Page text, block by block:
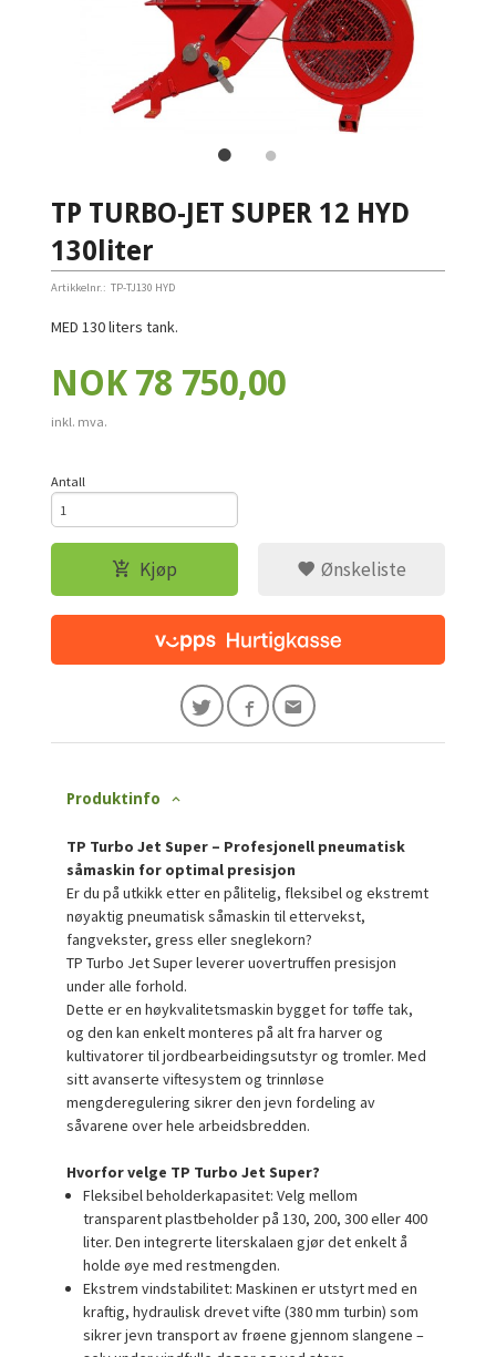
TP TURBO-JET SUPER 12 HYD
130liter
Artikkelnr.: TP-TJ130 HYD
MED 130 liters tank.
Pris
NOK 78 750,00
inkl. mva.
Antall
Kjøp Ønskeliste
Produktinfo
TP Turbo Jet Super – Profesjonell pneumatisk
såmaskin for optimal presisjon
Er du på utkikk etter en pålitelig, fleksibel og ekstremt
nøyaktig pneumatisk såmaskin til ettervekst,
fangvekster, gress eller sneglekorn?
TP Turbo Jet Super leverer uovertruffen presisjon
under alle forhold.
Dette er en høykvalitetsmaskin bygget for tøffe tak,
og den kan enkelt monteres på alt fra harver og
kultivatorer til jordbearbeidingsutstyr og tromler. Med
sitt avanserte viftesystem og trinnløse
mengderegulering sikrer den jevn fordeling av
såvarene over hele arbeidsbredden.
Hvorfor velge TP Turbo Jet Super?
Fleksibel beholderkapasitet: Velg mellom
transparent plastbeholder på130, 200, 300 eller 400
liter. Den integrerte literskalaen gjør det enkelt å
holde øye med restmengden.
Ekstrem vindstabilitet: Maskinen er utstyrt med en
kraftig, hydraulisk drevet vifte (380 mm turbin) som
sikrer jevn transport av frøene gjennom slangene –